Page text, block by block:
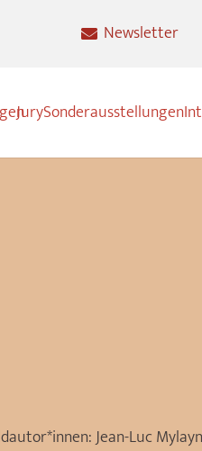
Newsletter
JurySonderausstellungen
Jean-Luc